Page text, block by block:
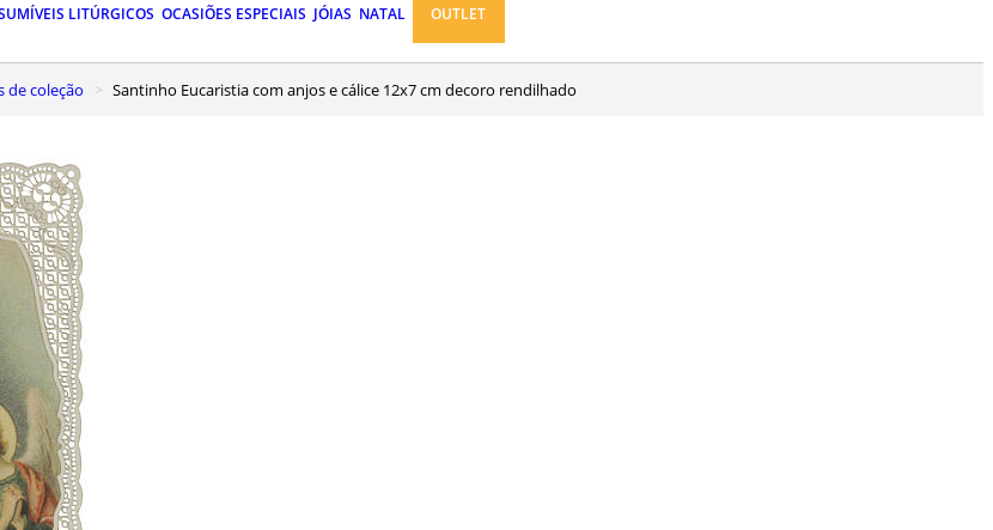
LITÚRGICOS OCASIÕES ESPECIAIS JÓIAS NATAL OUTLET
de coleção Santinho Eucaristia com anjos e cálice 12x7 cm decoro rendilhado